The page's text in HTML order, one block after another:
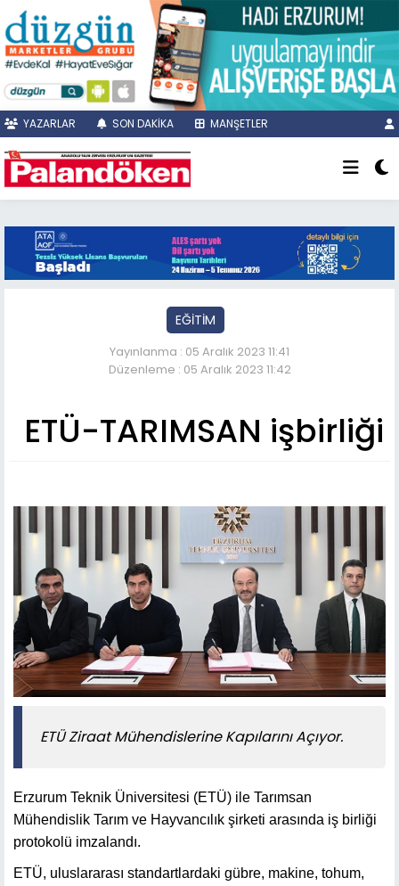
YAZARLAR SON DAKİKA MANŞETLER
EĞİTİM
Yayınlanma : 05 Aralık 2023 11:41
Düzenleme : 05 Aralık 2023 11:42
ETÜ-TARIMSAN işbirliği
ETÜ Ziraat Mühendislerine Kapılarını Açıyor.
Erzurum Teknik Üniversitesi (ETÜ) ile Tarımsan
Mühendislik Tarım ve Hayvancılık şirketi arasında iş birliği
protokolü imzalandı.
ETÜ, uluslararası standartlardaki gübre, makine, tohum,